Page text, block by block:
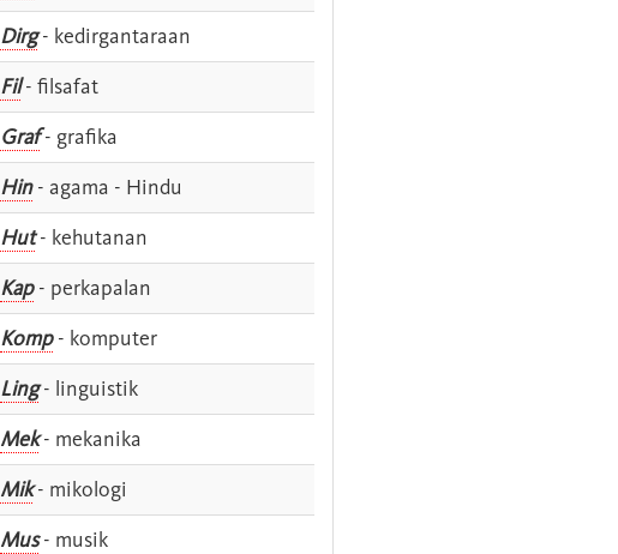
Dirg- kedirgantaraan
Fil- filsafat
Graf- grafika
Hin- agama - Hindu
Hut- kehutanan
Kap- perkapalan
Komp- komputer
Ling- linguistik
Mek- mekanika
Mik- mikologi
Mus- musik